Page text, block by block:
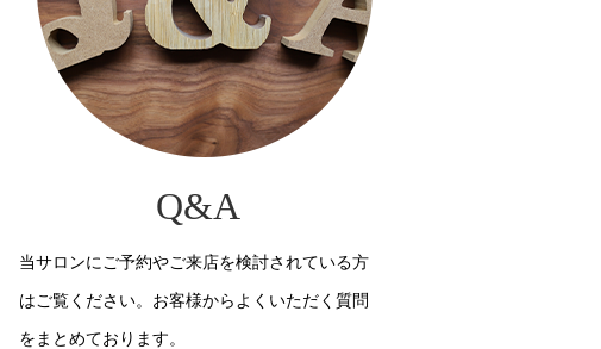
Q&A
当サロンにご予約やご来店を検討されている方
はご覧ください。お客様からよくいただく質問
をまとめております。